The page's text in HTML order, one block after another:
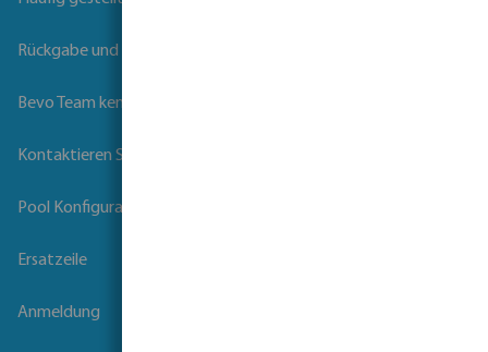
Rückgabe und Garantie
Bevo Team kennenlernen
Kontaktieren Sie uns
Pool Konfigurator
Ersatzeile
Anmeldung